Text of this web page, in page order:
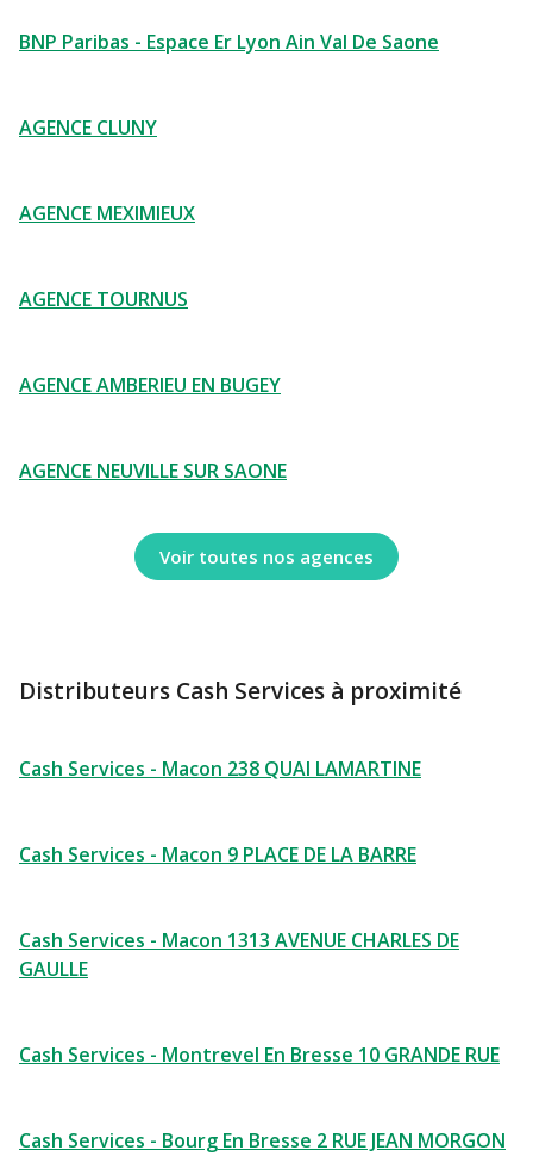
BNP Paribas - Espace Er Lyon Ain Val De Saone
AGENCE CLUNY
AGENCE MEXIMIEUX
AGENCE TOURNUS
AGENCE AMBERIEU EN BUGEY
AGENCE NEUVILLE SUR SAONE
Voir toutes nos agences
Distributeurs Cash Services à proximité
Cash Services - Macon 238 QUAI LAMARTINE
Cash Services - Macon 9 PLACE DE LA BARRE
Cash Services - Macon 1313 AVENUE CHARLES DE
GAULLE
Cash Services - Montrevel En Bresse 10 GRANDE RUE
Cash Services - Bourg En Bresse 2 RUE JEAN MORGON